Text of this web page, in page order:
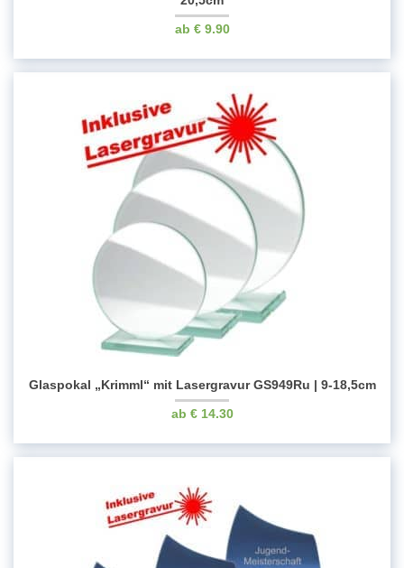
€9.90
Glaspokal „Krimml“ mit Lasergravur GS949Ru | 9-18,5cm
€14.30